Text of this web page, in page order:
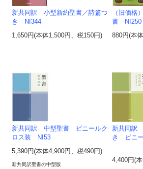
新共同訳 小型新約聖書／詩篇つ
き NI344
1,650円(本体1,500円、税150円)
（旧価格
書 NI250
880円(本
新共同訳 中型聖書 ビニールク
ロス装 NI53
5,390円(本体4,900円、税490円)
新共同訳聖書の中型版
新共同訳
き ビニ
4,400円(